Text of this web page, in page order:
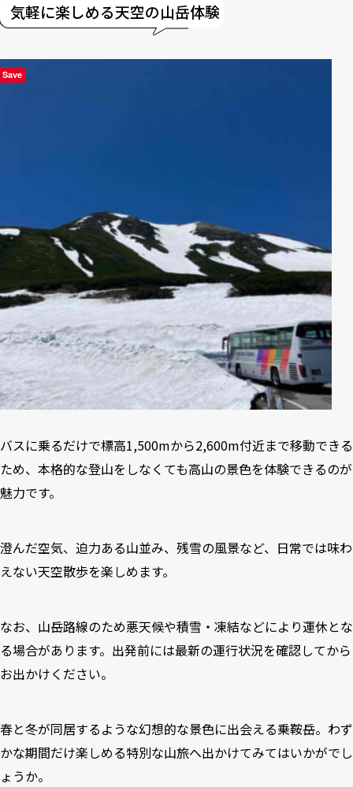
気軽に楽しめる天空の山岳体験
バスに乗るだけで標高1,500mから2,600m付近まで移動できる
ため、本格的な登山をしなくても高山の景色を体験できるのが
魅力です。
澄んだ空気、迫力ある山並み、残雪の風景など、日常では味わ
えない天空散歩を楽しめます。
なお、山岳路線のため悪天候や積雪・凍結などにより運休とな
る場合があります。出発前には最新の運行状況を確認してから
お出かけください。
春と冬が同居するような幻想的な景色に出会える乗鞍岳。わず
かな期間だけ楽しめる特別な山旅へ出かけてみてはいかがでし
ょうか。
Save